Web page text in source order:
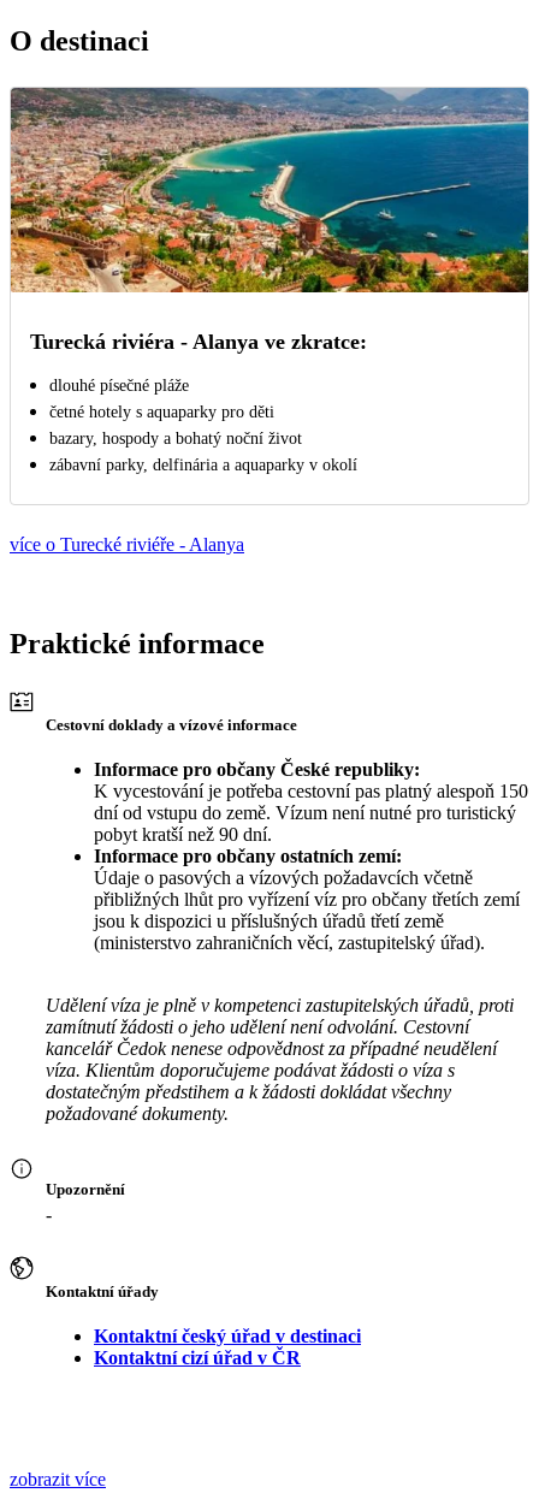
O destinaci
Turecká riviéra - Alanya ve zkratce:
dlouhé písečné pláže
četné hotely s aquaparky pro děti
bazary, hospody a bohatý noční život
zábavní parky, delfinária a aquaparky v okolí
více o Turecké riviéře - Alanya
Praktické informace
Cestovní doklady a vízové informace
Informace pro občany České republiky:
K vycestování je potřeba cestovní pas platný alespoň 150
dní od vstupu do země. Vízum není nutné pro turistický
pobyt kratší než 90 dní.
Informace pro občany ostatních zemí:
Údaje o pasových a vízových požadavcích včetně
přibližných lhůt pro vyřízení víz pro občany třetích zemí
jsou k dispozici u příslušných úřadů třetí země
(ministerstvo zahraničních věcí, zastupitelský úřad).
Udělení víza je plně v kompetenci zastupitelských úřadů, proti
zamítnutí žádosti o jeho udělení není odvolání. Cestovní
kancelář Čedok nenese odpovědnost za případné neudělení
víza. Klientům doporučujeme podávat žádosti o víza s
dostatečným předstihem a k žádosti dokládat všechny
požadované dokumenty.
Upozornění
-
Kontaktní úřady
Kontaktní český úřad v destinaci
Kontaktní cizí úřad v ČR
zobrazit více